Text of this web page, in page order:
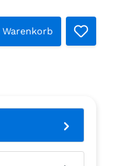
Gib den